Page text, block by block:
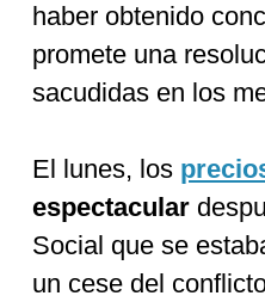
haber obtenido
promete una
sacudidas en los
El lunes, los
espectacular
Social que se
un cese del